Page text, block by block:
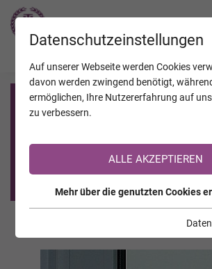
Registrierung auf
Sie sind noch nicht auf
>> zur kostenlosen
Datenschutzeinstellungen
Auf unserer Webseite werden Cookies
davon werden zwingend benötigt,
ermöglichen, Ihre Nutzererfahrung auf
zu verbessern.
ALLE AKZEPTIEREN
Mehr über die genutzten Cookies
JAHRESTAGE KALENDER